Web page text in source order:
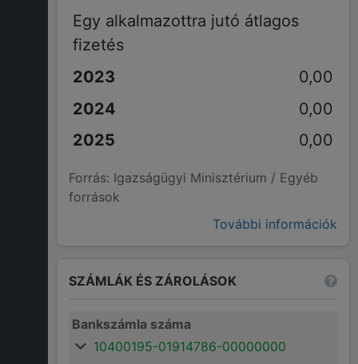
Egy alkalmazottra jutó átlagos
fizetés
0,00
0,00
0,00
Forrás: Igazságügyi Minisztérium / Egyéb
források
További információk
SZÁMLÁK ÉS ZÁROLÁSOK
Bankszámla száma
10400195-01914786-00000000